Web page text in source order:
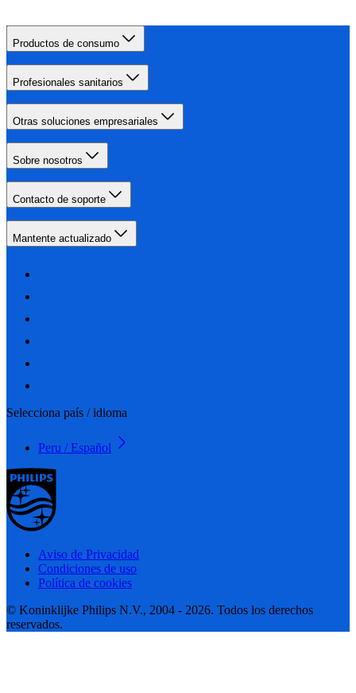
Productos de consumo
Profesionales sanitarios
Otras soluciones empresariales
Sobre nosotros
Contacto de soporte
Mantente actualizado
Selecciona país / idioma
Peru / Español
Aviso de Privacidad
Condiciones de uso
Política de cookies
© Koninklijke Philips N.V., 2004 - 2026. Todos los derechos
reservados.